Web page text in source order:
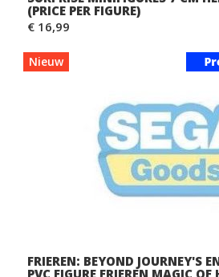
(PRICE PER FIGURE)
€ 16,99
Nieuw
FRIEREN: BEYOND JOURNEY'S
PVC FIGURE FRIEREN MAGIC